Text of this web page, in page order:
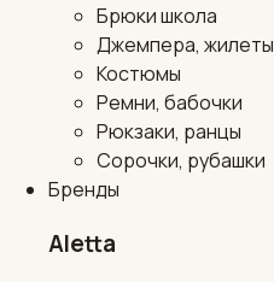
Брюки школа
Джемпера, жилеты
Костюмы
Ремни, бабочки
Рюкзаки, ранцы
Сорочки, рубашки
Бренды
Aletta